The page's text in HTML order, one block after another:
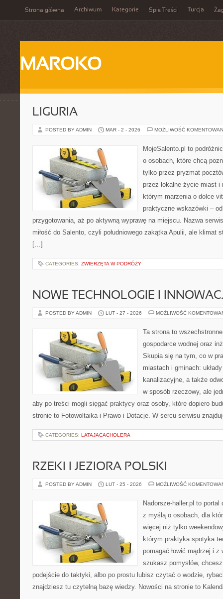
Strona główna Archiwum Kategorie Spis Treści Turcja
MAROKO
LIGURIA
POSTED BY ADMIN MAR - 2 - 2026 MOŻLIWOŚĆ
MojeSalento.pl to
o osobach, które chcą
tylko przez pryzmat
przez lokalne życie miast i
którym marzenia o dolce
praktyczne wskazówki –
przygotowania, aż po aktywną wyprawę na miejscu. Nazwa
miłość do Salento, czyli południowego zakątka Apulii, ale klimat
[…]
CATEGORIES: ZWIERZĘTA W PODRÓŻY
NOWE TECHNOLOGIE I
POSTED BY ADMIN LUT - 27 - 2026 MOŻLIWOŚĆ
Ta strona to
gospodarce wodnej oraz
Skupia się na tym, co w
miastach i gminach:
kanalizacyjne, a także
w sposób rzeczowy, ale
aby po treści mogli sięgać praktycy oraz osoby, które dopiero
stronie to Fotowoltaika i Prawo i Dotacje. W sercu serwisu
CATEGORIES: LATAJACACHOLERA
RZEKI I JEZIORA POLSKI
POSTED BY ADMIN LUT - 25 - 2026 MOŻLIWOŚĆ
Nadorsze-haller.pl to portal
z myślą o osobach, dla
więcej niż tylko
którym praktyka spotyka
pomagać łowić mądrzej i
szukasz pomysłów,
podejście do taktyki, albo po prostu lubisz czytać o wodzie,
znajdziesz tu czytelną bazę wiedzy. Nowości na stronie to